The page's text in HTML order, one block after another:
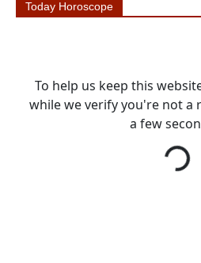
Today Horoscope